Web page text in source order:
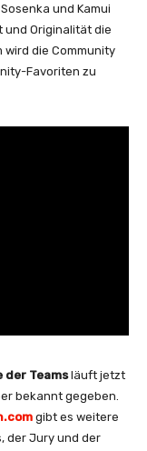
und Kamui
Originalität die
wird die Community
Favoriten zu
der Teamsläuft jetzt
bekannt gegeben.
gibt es weitere
der Jury und der